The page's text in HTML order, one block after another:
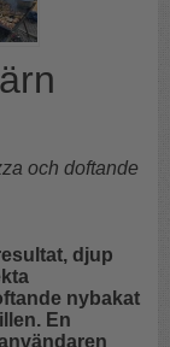
och doftande
djup
nybakat
En